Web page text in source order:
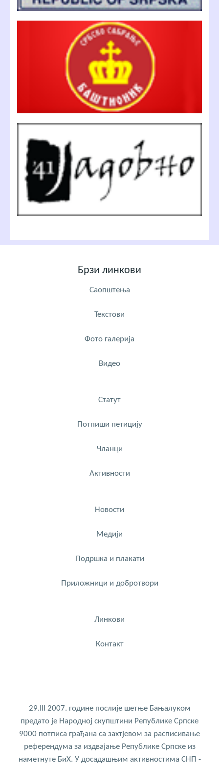
Брзи линкови
Саопштења
Текстови
Фото галерија
Видео
Статут
Потпиши петицију
Чланци
Активности
Новости
Медији
Подршка и плакати
Приложници и добротвори
Линкови
Контакт
29.III 2007. године послије шетње Бањалуком
предато је Народној скупштини Републике Српске
9000 потписа грађана са захтјевом за расписивање
референдума за издвајање Републике Српске из
наметнуте БиХ. У досадашњим активностима СНП -